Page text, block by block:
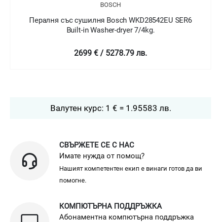
BOSCH
Пералня със сушилня Bosch WDU8H541EU SER6
Washer-dryer
2499 € / 4887.62 лв.
Валутен курс: 1 € = 1.95583 лв.
СВЪРЖЕТЕ СЕ С НАС
Имате нужда от помощ?
Нашият компетентен екип е винаги готов да ви
помогне.
КОМПЮТЪРНА ПОДДРЪЖКА
Абонаментна компютърна поддръжка